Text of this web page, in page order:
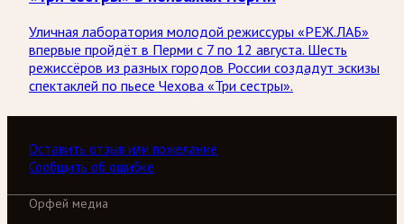
Уличная лаборатория молодой режиссуры «РЕЖ.ЛАБ»
впервые пройдёт в Перми с 7 по 12 августа. Шесть
режиссёров из разных городов России создадут эскизы
спектаклей по пьесе Чехова «Три сестры».
Оставить отзыв или пожелание
Сообщить об ошибке
Орфей медиа